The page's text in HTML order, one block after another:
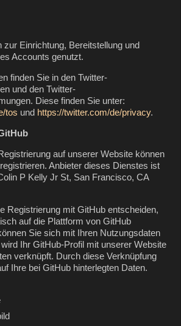
zur Einrichtung, Bereitstellung und
Accounts genutzt.
finden Sie in den Twitter-
und den Twitter-
Diese finden Sie unter:
tos und https://twitter.com/de/privacy.
auf unserer Website können
Anbieter dieses Dienstes ist
P Kelly Jr St, San Francisco, CA
Registrierung mit GitHub entscheiden,
auf die Plattform von GitHub
Sie sich mit Ihren Nutzungsdaten
Ihr GitHub-Profil mit unserer Website
verknüpft. Durch diese Verknüpfung
Ihre bei GitHub hinterlegten Daten.